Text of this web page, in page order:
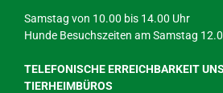
Samstag von 10.00 bis 14.00 Uhr
Hunde Besuchszeiten am Samstag
TELEFONISCHE ERREICHBARKEIT
TIERHEIMBÜROS